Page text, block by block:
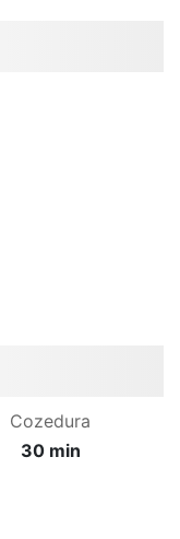
Cozedura
30 min